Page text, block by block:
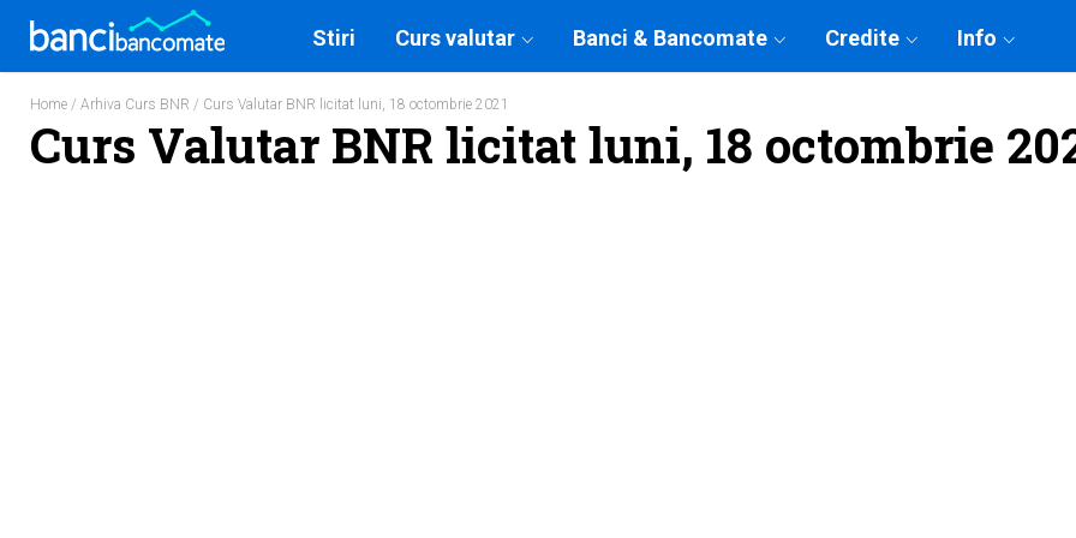
Stiri Curs valutar Banci & Bancomate Credite Info
Home / Arhiva Curs BNR / Curs Valutar BNR licitat luni, 18 octombrie 2021
Curs Valutar BNR licitat luni, 18 octombrie